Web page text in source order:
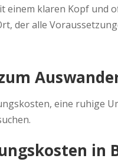
einem klaren Kopf
der alle
eine ruhige
in